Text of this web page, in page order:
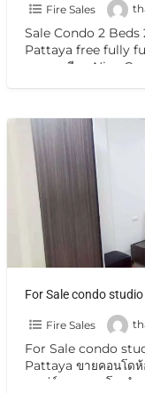
Fire Sales
Sale Condo 2
Pattaya free fully
นาจอมเทียน Nice
Fire Sales
For Sale condo
Pattaya ขายคอนโด
มาเร่ย์ ขายคอนโด ท